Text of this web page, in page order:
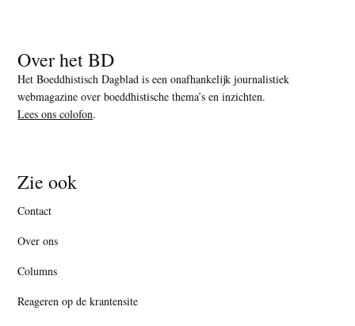
Over het BD
Het Boeddhistisch Dagblad is een onafhankelijk journalistiek
webmagazine over boeddhistische thema’s en inzichten.
Lees ons colofon.
Zie ook
Contact
Over ons
Columns
Reageren op de krantensite